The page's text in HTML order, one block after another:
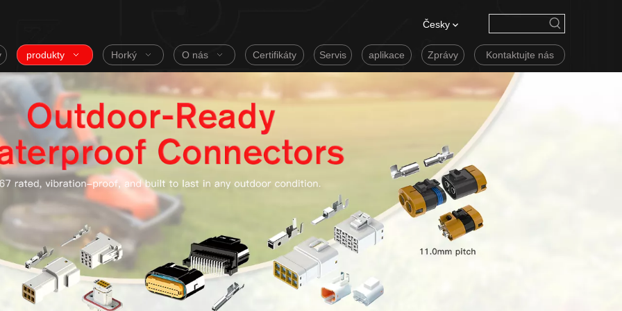
Česky
produkty Horký O nás Certifikáty Servis aplikace Zprávy Kontaktujte nás